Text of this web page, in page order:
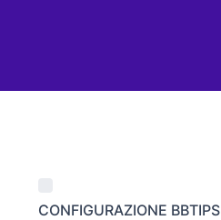
CONFIGURAZIONE BBTIPS